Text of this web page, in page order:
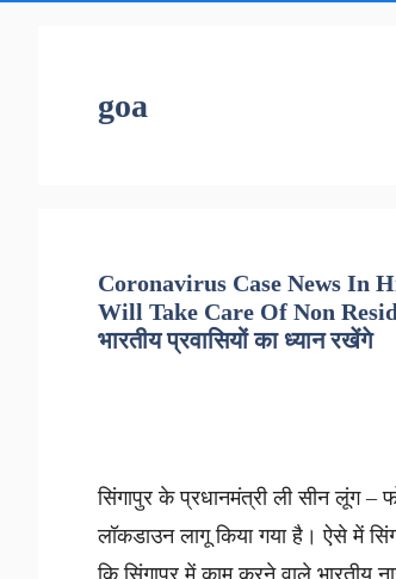
goa
Coronavirus Case News In
Will Take Care Of Non
भारतीय प्रवासियों का ध्यान रखेंगे
सिंगापुर के प्रधानमंत्री ली सीन लूंग –
लॉकडाउन लागू किया गया है। ऐसे में
कि सिंगापुर में काम करने वाले भारतीय